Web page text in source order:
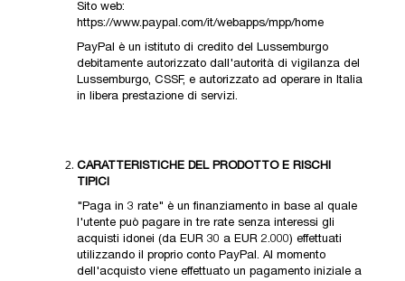
Sito web:
https://www.paypal.com/it/webapps/mpp/home
PayPal è un istituto di credito del Lussemburgo
debitamente autorizzato dall'autorità di vigilanza del
Lussemburgo, CSSF, e autorizzato ad operare in Italia
in libera prestazione di servizi.
CARATTERISTICHE DEL PRODOTTO E RISCHI
TIPICI
"Paga in 3 rate" è un finanziamento in base al quale
l'utente può pagare in tre rate senza interessi gli
acquisti idonei (da EUR 30 a EUR 2.000) effettuati
utilizzando il proprio conto PayPal. Al momento
dell'acquisto viene effettuato un pagamento iniziale a